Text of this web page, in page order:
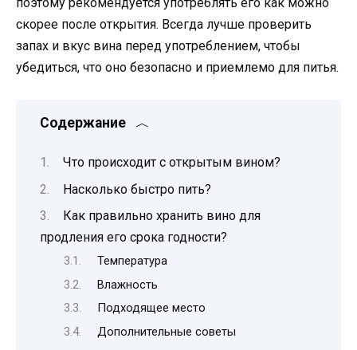
скорее после открытия. Всегда лучше проверить
запах и вкус вина перед употреблением, чтобы
убедиться, что оно безопасно и приемлемо для питья.
Содержание
Что происходит с открытым вином?
Насколько быстро пить?
Как правильно хранить вино для
продления его срока годности?
Температура
Влажность
Подходящее место
Дополнительные советы